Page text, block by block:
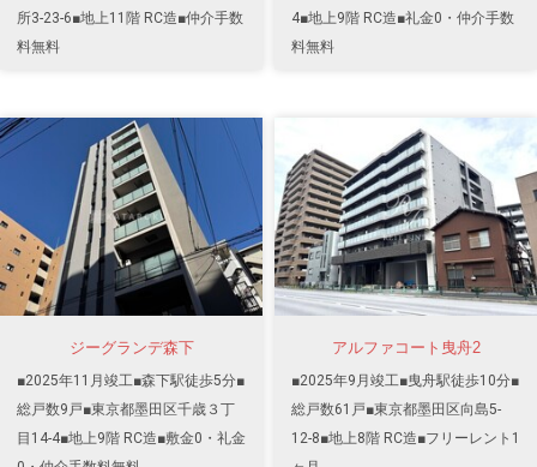
所3-23-6■地上11階 RC造■仲介手数
料無料
4■地上9階 RC造■礼金0・仲介手数
料無料
ジーグランデ森下
■2025年11月竣工■森下駅徒歩5分■
総戸数9戸■東京都墨田区千歳３丁
目14-4■地上9階 RC造■敷金0・礼金
アルファコート曳舟2
■2025年9月竣工■曳舟駅徒歩10分■
総戸数61戸■東京都墨田区向島5-
12-8■地上8階 RC造■フリーレント1